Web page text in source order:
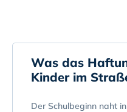
Was das
Kinder im
Der Schulbeginn naht